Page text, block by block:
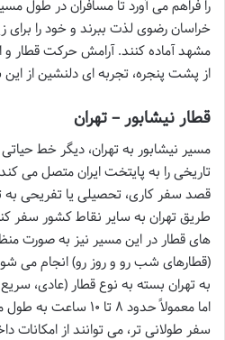
را فراهم می آورد تا مسافران در طول
خراسان رضوی لذت ببرند و خود را برای
مشهد آماده کنند. آرامش حرکت قطار و
از پشت پنجره، تجربه ای دلنشین از
قطار نیشابور – تهران
مسیر نیشابور به تهران، دیگر خط
تاریخی را به پایتخت ایران متصل می
قصد سفر کاری، تحصیلی یا تفریحی به
طریق تهران به سایر نقاط کشور سفر
های قطار در این مسیر نیز به صورت
(قطارهای شب رو و روز رو) انجام می
به تهران بسته به نوع قطار (عادی،
اما معمولاً حدود ۸ تا
سفر طولانی تر، می توانند از امکانات